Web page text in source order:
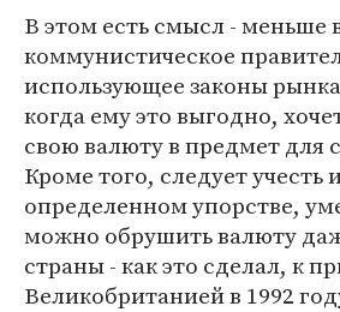
В этом есть смысл - меньше
коммунистическое
использующее законы
когда ему это выгодно,
свою валюту в предмет для
Кроме того, следует учесть
определенном упорстве,
можно обрушить валюту
страны - как это сделал, к
Великобританией в 1992